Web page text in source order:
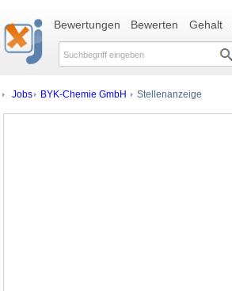
Bewertungen Bewerten Gehalt
Jobs BYK-Chemie GmbH Stellenanzeige